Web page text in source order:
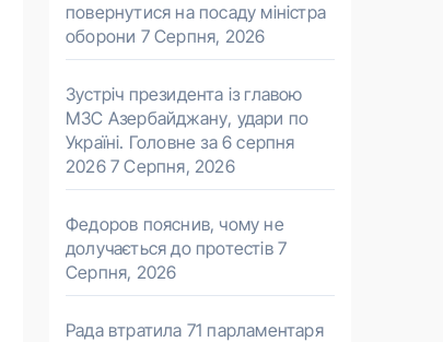
повернутися на посаду міністра
оборони 7 Серпня, 2026
Зустріч президента із главою
МЗС Азербайджану, удари по
Україні. Головне за 6 серпня
2026 7 Серпня, 2026
Федоров пояснив, чому не
долучається до протестів 7
Серпня, 2026
Рада втратила 71 парламентаря